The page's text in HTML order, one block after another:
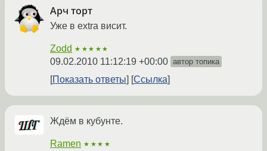
Арч торт
Уже в extra висит.
Zodd ★★★★★
09.02.2010 11:12:19 +00:00 автор топика
Показать ответы Ссылка
Ждём в кубунте.
Ramen ★★★★